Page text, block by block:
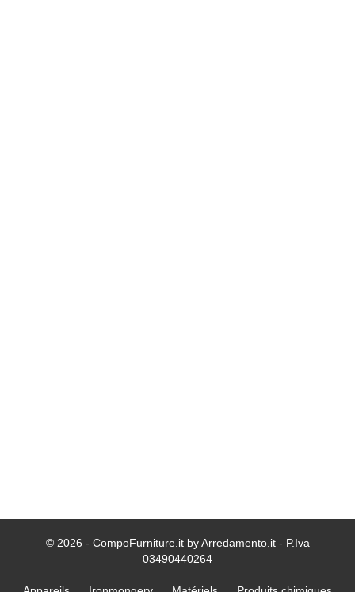
© 2026 - CompoFurniture.it by Arredamento.it - P.Iva
03490440264